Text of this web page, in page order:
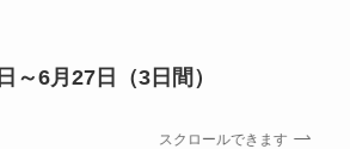
6月27日（3日間）
スクロールできます